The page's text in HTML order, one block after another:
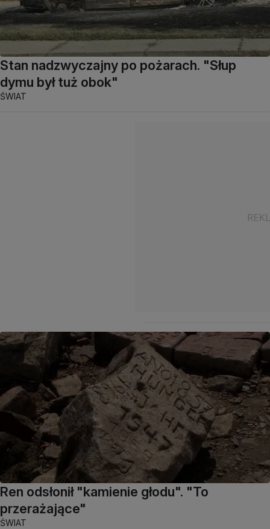
Stan nadzwyczajny po pożarach. "Słup
dymu był tuż obok"
ŚWIAT
Ren odsłonił "kamienie głodu". "To
przerażające"
ŚWIAT